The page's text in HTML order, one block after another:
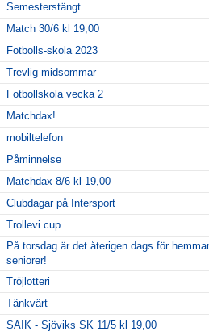
Semesterstängt
Match 30/6 kl 19,00
Fotbolls-skola 2023
Trevlig midsommar
Fotbollskola vecka 2
Matchdax!
mobiltelefon
Påminnelse
Matchdax 8/6 kl 19,00
Clubdagar på Intersport
Trollevi cup
På torsdag är det återigen dags för
seniorer!
Tröjlotteri
Tänkvärt
SAIK - Sjöviks SK 11/5 kl 19,00